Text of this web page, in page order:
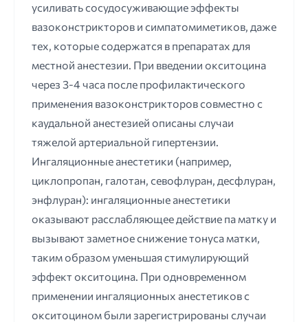
усиливать сосудосуживающие эффекты
вазоконстрикторов и симпатомиметиков, даже
тех, которые содержатся в препаратах для
местной анестезии. При введении окситоцина
через 3-4 часа после профилактического
применения вазоконстрикторов совместно с
каудальной анестезией описаны случаи
тяжелой артериальной гипертензии.
Ингаляционные анестетики (например,
циклопропан, галотан, севофлуран, десфлуран,
энфлуран): ингаляционные анестетики
оказывают расслабляющее действие па матку и
вызывают заметное снижение тонуса матки,
таким образом уменьшая стимулирующий
эффект окситоцина. При одновременном
применении ингаляционных анестетиков с
окситоцином были зарегистрированы случаи